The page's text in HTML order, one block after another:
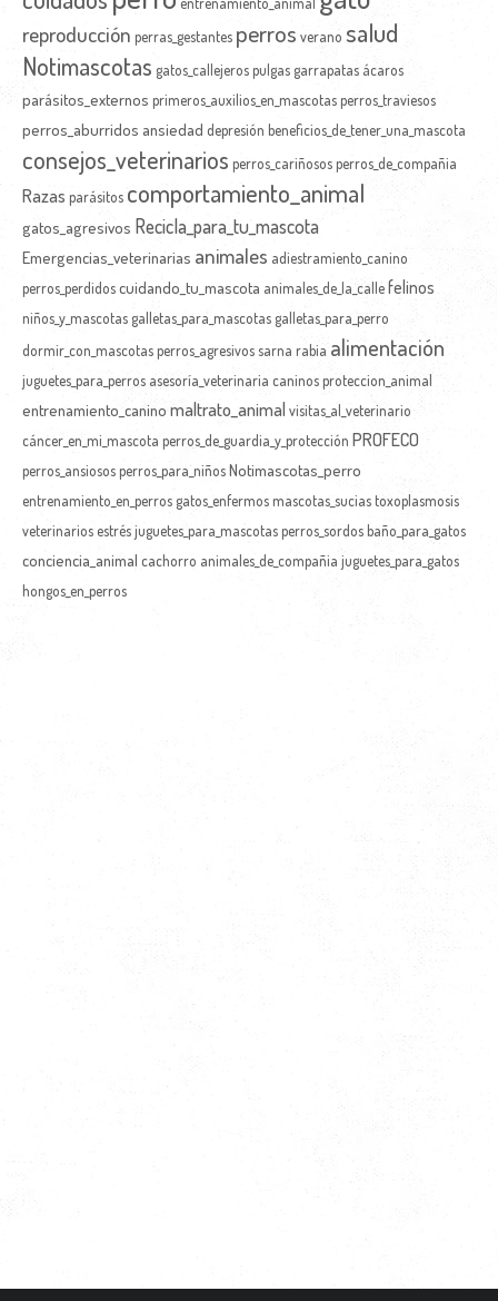
reproducción perras_gestantes perros verano salud
Notimascotas gatos_callejeros pulgas garrapatas ácaros
parásitos_externos primeros_auxilios_en_mascotas perros_traviesos
perros_aburridos ansiedad depresión beneficios_de_tener_una_mascota
consejos_veterinarios perros_cariñososperros_de_compañia
Razas parásitos comportamiento_animal
gatos_agresivos Recicla_para_tu_mascota
Emergencias_veterinarias animales adiestramiento_canino
perros_perdidoscuidando_tu_mascota animales_de_la_callefelinos
niños_y_mascotas galletas_para_mascotas galletas_para_perro
dormir_con_mascotasperros_agresivossarna rabia alimentación
juguetes_para_perros asesoría_veterinaria caninosproteccion_animal
entrenamiento_canino maltrato_animal visitas_al_veterinario
cáncer_en_mi_mascota perros_de_guardia_y_protección PROFECO
perros_ansiosos perros_para_niñosNotimascotas_perro
entrenamiento_en_perros gatos_enfermos mascotas_suciastoxoplasmosis
veterinarios estrésjuguetes_para_mascotas perros_sordos baño_para_gatos
conciencia_animal cachorro animales_de_compañia juguetes_para_gatos
hongos_en_perros